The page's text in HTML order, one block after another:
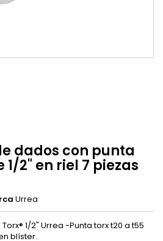
dados con punta
2" en riel 7 piezas
Urrea
1/2" Urrea -Punta torx t20 a t55
blíster.